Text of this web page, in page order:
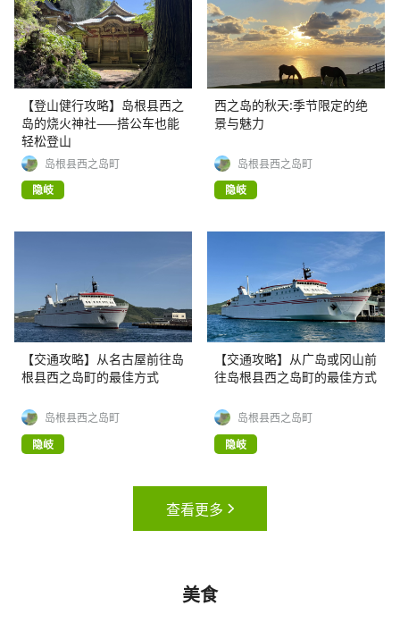
【登山健行攻略】岛根县西之
岛的烧火神社——搭公车也能
轻松登山
岛根县西之岛町
隐岐
西之岛的秋天:季节限定的绝
景与魅力
岛根县西之岛町
隐岐
【交通攻略】从名古屋前往岛
根县西之岛町的最佳方式
岛根县西之岛町
隐岐
【交通攻略】从广岛或冈山前
往岛根县西之岛町的最佳方式
岛根县西之岛町
隐岐
查看更多
美食